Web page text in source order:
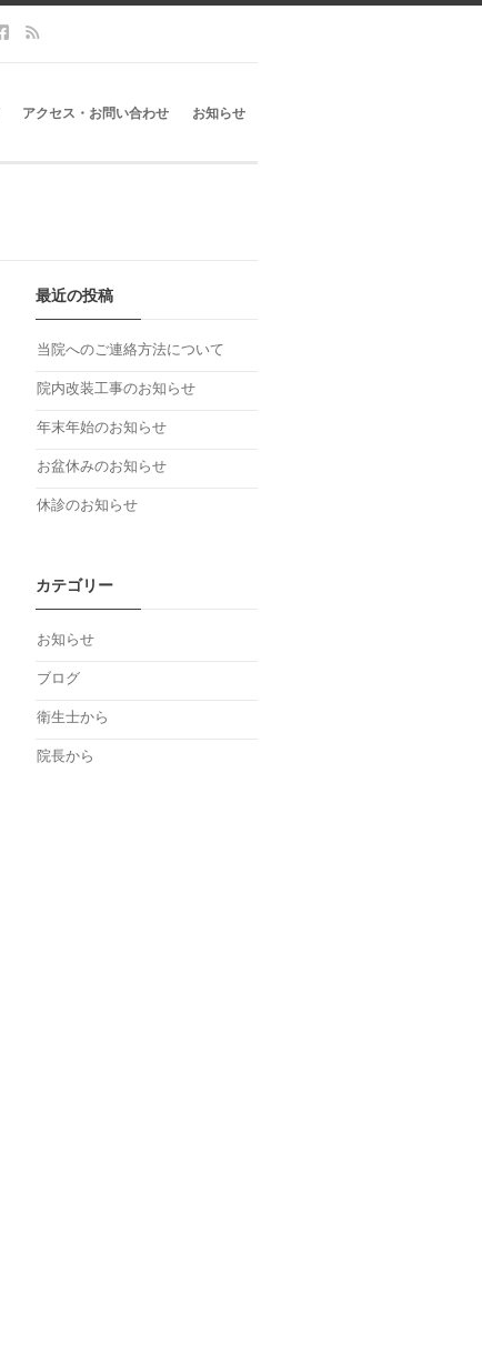
アクセス・お問い合わせ お知らせ
最近の投稿
当院へのご連絡方法について
院内改装工事のお知らせ
年末年始のお知らせ
お盆休みのお知らせ
休診のお知らせ
カテゴリー
お知らせ
ブログ
衛生士から
院長から